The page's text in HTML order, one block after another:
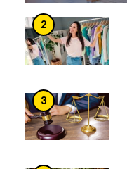
2
3